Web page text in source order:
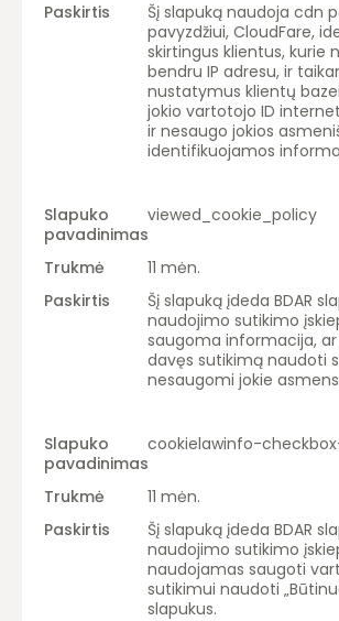
Šį slapuką naudoja cdn
pavyzdžiui, CloudFare,
skirtingus klientus, kurie
bendru IP adresu, ir
nustatymus klientų
jokio vartotojo ID
ir nesaugo jokios
identifikuojamos
viewed_cookie_policy
11 mėn.
Šį slapuką įdeda BDAR
naudojimo sutikimo
saugoma informacija,
davęs sutikimą naudoti
nesaugomi jokie
cookielawinfo-
11 mėn.
Šį slapuką įdeda BDAR
naudojimo sutikimo
naudojamas saugoti
sutikimui naudoti
slapukus.